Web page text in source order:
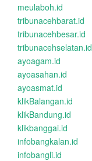
meulaboh.id
tribunacehbarat.id
tribunacehbesar.id
tribunacehselatan.id
ayoagam.id
ayoasahan.id
ayoasmat.id
klikBalangan.id
klikBandung.id
klikbanggai.id
infobangkalan.id
infobangli.id